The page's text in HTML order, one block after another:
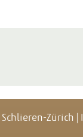
Schlieren-Zürich